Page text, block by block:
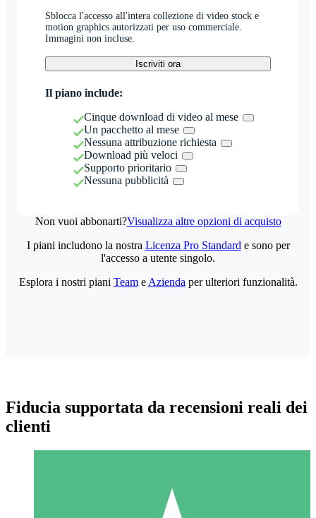
Sblocca l'accesso all'intera collezione di video stock e
motion graphics autorizzati per uso commerciale.
Immagini non incluse.
Iscriviti ora
Il piano include:
Cinque download di video al mese
Un pacchetto al mese
Nessuna attribuzione richiesta
Download più veloci
Supporto prioritario
Nessuna pubblicità
Non vuoi abbonarti?Visualizza altre opzioni di acquisto
I piani includono la nostra Licenza Pro Standard e sono per
l'accesso a utente singolo.
Esplora i nostri piani Teame Azienda per ulteriori funzionalità.
Fiducia supportata da recensioni reali dei
clienti